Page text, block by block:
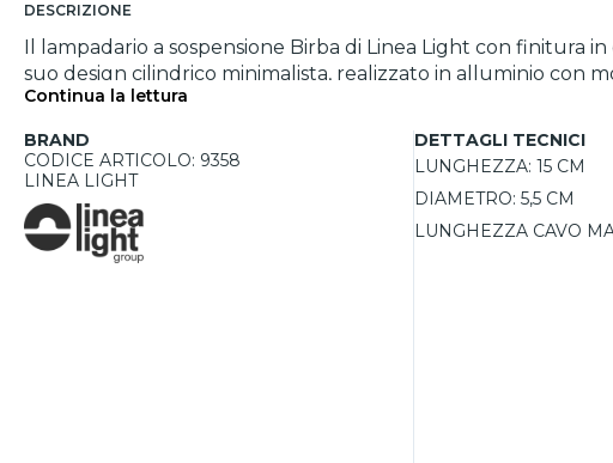
DESCRIZIONE
Il lampadario a sospensione Birba di Linea Light con finitura
suo design cilindrico minimalista, realizzato in alluminio con
pranzo, cucine, ristoranti e bar. L’emissione luminosa diretta
regolabile fino a 200 cm consente di personalizzare
a 7W, permette l’utilizzo di sorgenti LED a basso consumo
IP20 e classe di isolamento I, garantisce affidabilità e
sospensione perfetta per ambienti dallo stile sofisticato.
Continua la lettura
BRAND
CODICE ARTICOLO: 9358
LINEA LIGHT
DETTAGLI TECNICI
LUNGHEZZA: 15 CM
DIAMETRO: 5,5 CM
LUNGHEZZA CAVO